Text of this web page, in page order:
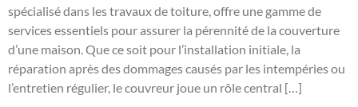
spécialisé dans les travaux de toiture, offre une gamme de
services essentiels pour assurer la pérennité de la couverture
d’une maison. Que ce soit pour l’installation initiale, la
réparation après des dommages causés par les intempéries ou
l’entretien régulier, le couvreur joue un rôle central […]